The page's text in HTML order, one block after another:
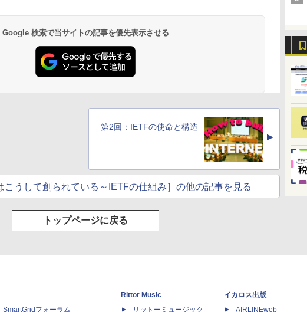
Google 検索で当サイトの記事を優先表示させる
第2回：IETFの使命と構造
▲
こうして創られている～IETFの仕組み］の他の記事を見る
トップページに戻る
SmartGridフォーラム
Rittor Music
リットーミュージック
イカロス出版
AIRLINEweb